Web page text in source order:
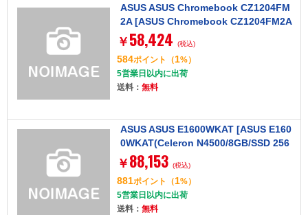
ASUS ASUS Chromebook CZ1204FM
2A [ASUS Chromebook CZ1204FM2A
ペン付き(MediaTek Kompanio 520/4G
B/64GB eMMC/光学ドライブなし/Chro
meOS/Officeなし/12.2型/ミネラルグレ
ー/タッチパネル)]
￥ 58,424 (税込)
584ポイント （1%）
5営業日以内に出荷
送料： 無料
ASUS ASUS E1600WKAT [ASUS E160
0WKAT(Celeron N4500/8GB/SSD 256
GB/インテル UHD グラフィックス/光学
ドライブなし/Win11P/Officeなし/15.6
型/ブラック/タッチパネル)]
￥ 88,153 (税込)
881ポイント （1%）
5営業日以内に出荷
送料： 無料